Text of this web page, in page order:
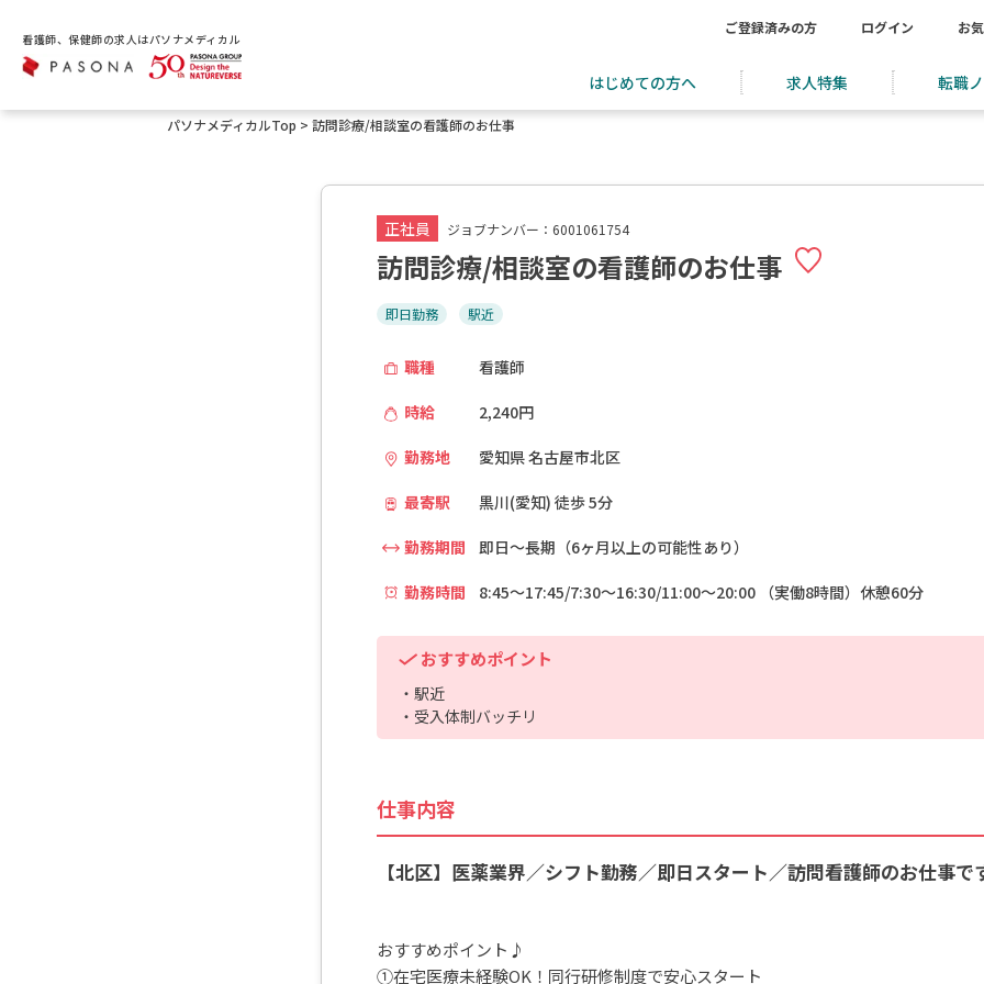
看護師、保健師の求人はパソナメディカル
ご登録済みの方 ログイン お
はじめての方へ 求人特集 転職
パソナメディカルTop > 訪問診療/相談室の看護師のお仕事
正社員 ジョブナンバー：6001061754
訪問診療/相談室の看護師のお仕事
即日勤務 駅近
職種 看護師
時給 2,240円
勤務地 愛知県 名古屋市北区
最寄駅 黒川(愛知) 徒歩 5分
勤務期間 即日～長期（6ヶ月以上の可能性あり）
勤務時間 8:45～17:45/7:30～16:30/11:00～20:00 （実働8時間）休憩60分
おすすめポイント
・駅近
・受入体制バッチリ
仕事内容
【北区】医薬業界／シフト勤務／即日スタート／訪問看護師のお仕事で
おすすめポイント♪
①在宅医療未経験OK！同行研修制度で安心スタート